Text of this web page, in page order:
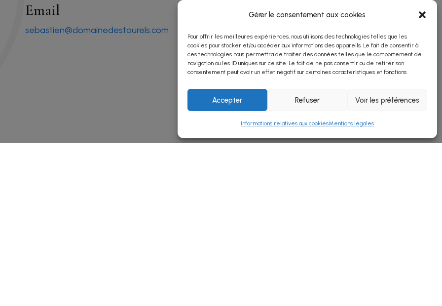
Gérer le consentement aux cookies
Pour offrir les meilleures expériences, nous utilisons des technologies telles que les
cookies pour stocker et/ou accéder aux informations des appareils. Le fait de consentir à
ces technologies nous permettra de traiter des données telles que le comportement de
navigation ou les ID uniques sur ce site. Le fait de ne pas consentir ou de retirer son
consentement peut avoir un effet négatif sur certaines caractéristiques et fonctions.
Accepter Refuser Voir les préférences
Informations relatives aux cookiesMentions légales
Email
sebastien@domainedestourels.com